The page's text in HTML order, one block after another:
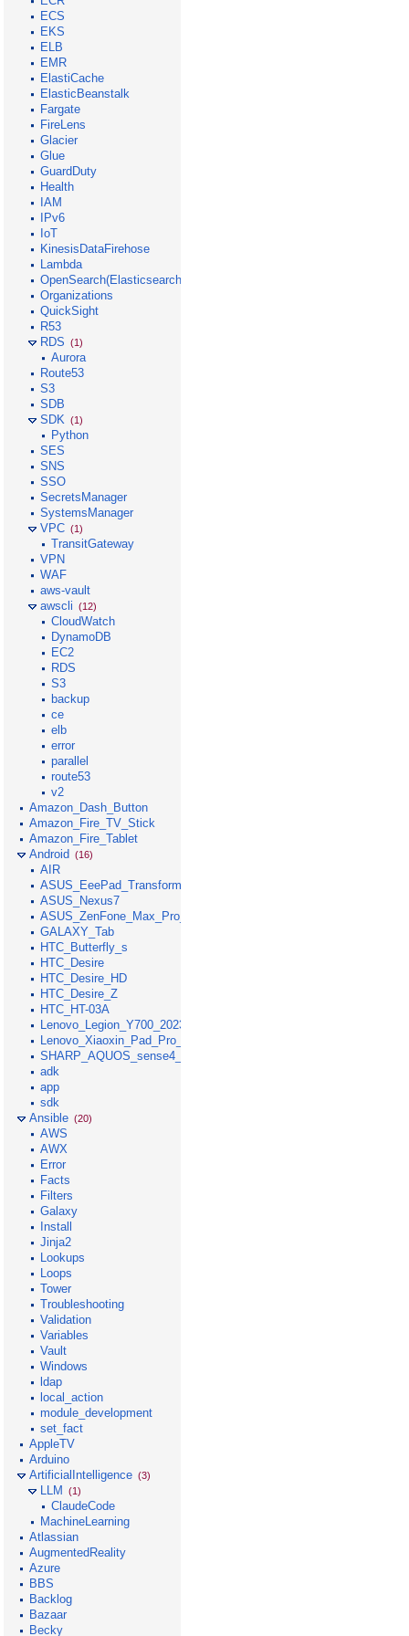
ECS
EKS
ELB
EMR
ElastiCache
ElasticBeanstalk
Fargate
FireLens
Glacier
Glue
GuardDuty
Health
IAM
IPv6
IoT
KinesisDataFirehose
Lambda
OpenSearch(Elasticsearch)
Organizations
QuickSight
R53
RDS (1)
Aurora
Route53
S3
SDB
SDK (1)
Python
SES
SNS
SSO
SecretsManager
SystemsManager
VPC (1)
TransitGateway
VPN
WAF
aws-vault
awscli (12)
CloudWatch
DynamoDB
EC2
RDS
S3
backup
ce
elb
error
parallel
route53
v2
Amazon_Dash_Button
Amazon_Fire_TV_Stick
Amazon_Fire_Tablet
Android (16)
AIR
ASUS_EeePad_Transformer
ASUS_Nexus7
ASUS_ZenFone_Max_Pro_M1
GALAXY_Tab
HTC_Butterfly_s
HTC_Desire
HTC_Desire_HD
HTC_Desire_Z
HTC_HT-03A
Lenovo_Legion_Y700_2023
Lenovo_Xiaoxin_Pad_Pro_GT_2025
SHARP_AQUOS_sense4_lite
adk
app
sdk
Ansible (20)
AWS
AWX
Error
Facts
Filters
Galaxy
Install
Jinja2
Lookups
Loops
Tower
Troubleshooting
Validation
Variables
Vault
Windows
ldap
local_action
module_development
set_fact
AppleTV
Arduino
ArtificialIntelligence (3)
LLM (1)
ClaudeCode
MachineLearning
Atlassian
AugmentedReality
Azure
BBS
Backlog
Bazaar
Becky